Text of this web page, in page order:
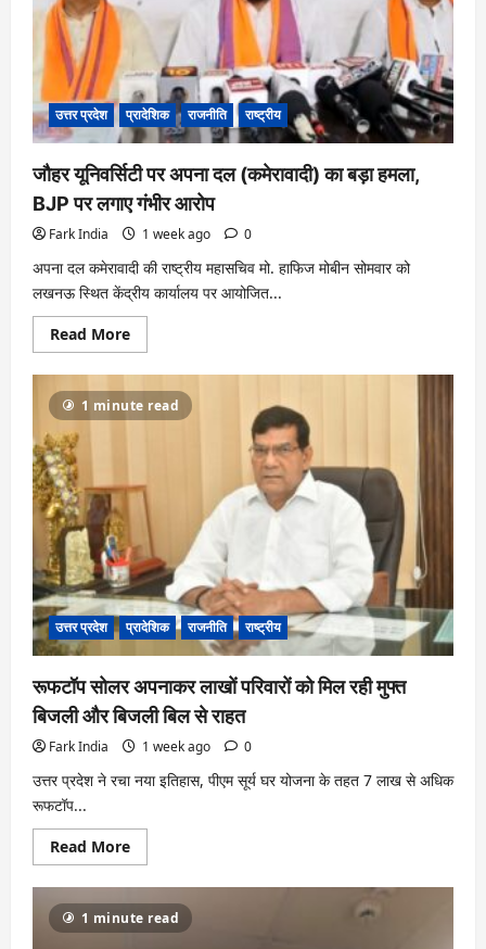
उत्तर प्रदेश प्रादेशिक राजनीति राष्ट्रीय
जौहर यूनिवर्सिटी पर अपना दल (कमेरावादी) का बड़ा हमला,
BJP पर लगाए गंभीर आरोप
Fark India 1 week ago 0
अपना दल कमेरावादी की राष्ट्रीय महासचिव मो. हाफिज मोबीन सोमवार को
लखनऊ स्थित केंद्रीय कार्यालय पर आयोजित...
Read MoreRead
more
जौहर
यूनिवर्सिटी
पर
अपना
बड़ा
हमला,
BJP
लगाए
गंभीर
आरोप
1 minute read
उत्तर प्रदेश प्रादेशिक राजनीति राष्ट्रीय
रूफटॉप सोलर अपनाकर लाखों परिवारों को मिल रही मुफ्त
बिजली और बिजली बिल से राहत
Fark India 1 week ago 0
उत्तर प्रदेश ने रचा नया इतिहास, पीएम सूर्य घर योजना के तहत 7 लाख से अधिक
रूफटॉप...
Read MoreRead
more
रूफटॉप
सोलर
अपनाकर
लाखों
1 minute read